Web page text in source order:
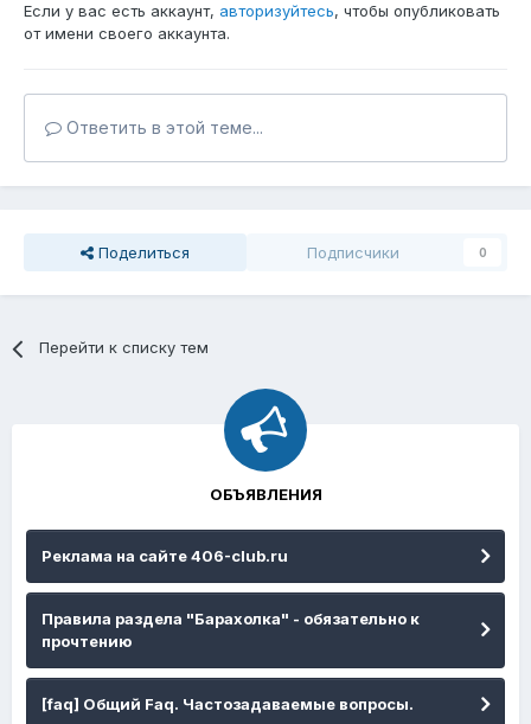
Если у вас есть аккаунт, авторизуйтесь, чтобы опубликовать
от имени своего аккаунта.
Ответить в этой теме...
Поделиться Подписчики 0
Перейти к списку тем
ОБЪЯВЛЕНИЯ
Реклама на сайте 406-club.ru
Правила раздела "Барахолка" - обязательно к
прочтению
[faq] Общий Faq. Частозадаваемые вопросы.